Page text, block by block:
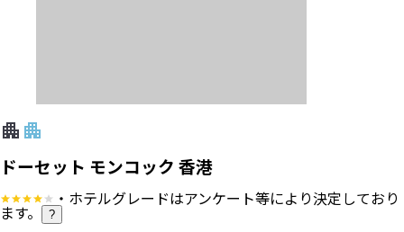
ドーセット モンコック 香港
・ホテルグレードはアンケート等により決定しており
ます。 ?